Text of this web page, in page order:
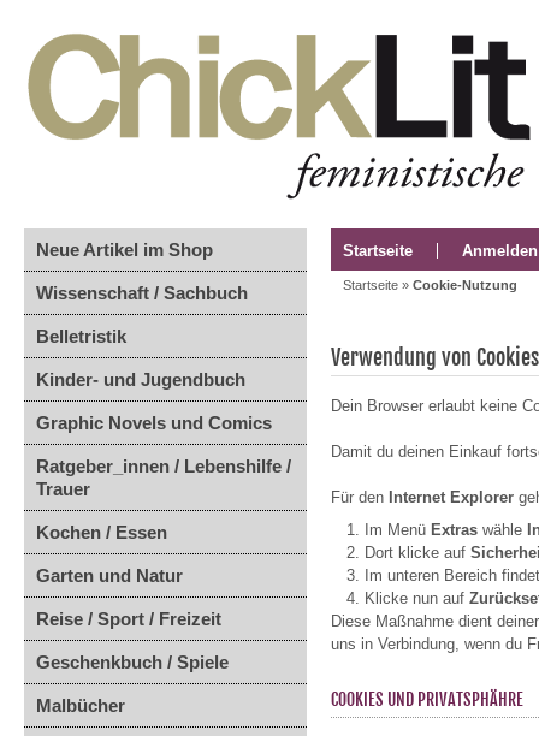
Neue Artikel im Shop
Wissenschaft / Sachbuch
Belletristik
Kinder- und Jugendbuch
Graphic Novels und Comics
Ratgeber_innen / Lebenshilfe /
Trauer
Kochen / Essen
Garten und Natur
Reise / Sport / Freizeit
Geschenkbuch / Spiele
Malbücher
Startseite Anmelden
Startseite » Cookie-Nutzung
Verwendung von Cookies
Dein Browser erlaubt keine
Damit du deinen Einkauf
Für den Internet Explorer
Im Menü Extras wähle
Dort klicke auf
Im unteren Bereich
Klicke nun auf
Diese Maßnahme dient
uns in Verbindung, wenn du
COOKIES UND PRIVATSPHÄHRE